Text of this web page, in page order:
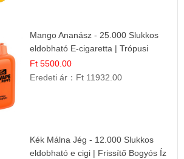
Mango Ananász - 25.000 Slukkos
eldobható E-cigaretta | Trópusi
Ízélmény
Ft 5500.00
Eredeti ár： Ft 11932.00
Kék Málna Jég - 12.000 Slukkos
eldobható e cigi | Frissítő Bogyós Íz